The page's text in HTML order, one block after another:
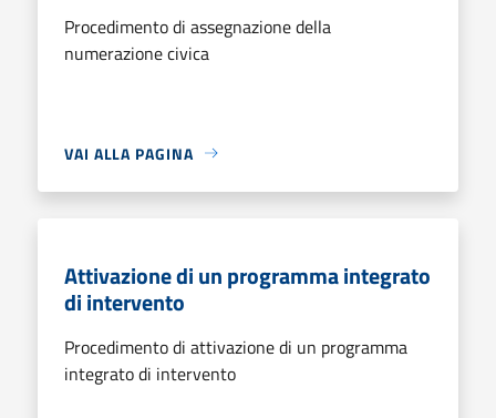
Procedimento di assegnazione della
numerazione civica
VAI ALLA PAGINA
Attivazione di un programma integrato
di intervento
Procedimento di attivazione di un programma
integrato di intervento